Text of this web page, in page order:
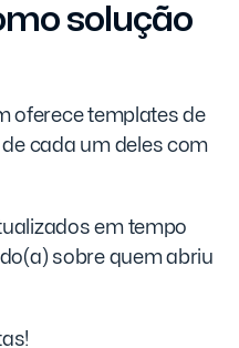
solução
oferece templates de
cada um deles com
em tempo
sobre quem abriu